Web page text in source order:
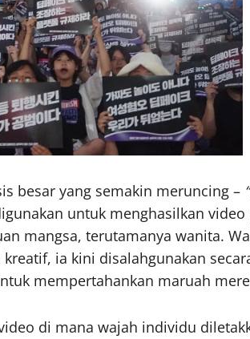
besar yang semakin meruncing –
untuk menghasilkan
mangsa, terutamanya wanita.
ia kini disalahgunakan
mempertahankan maruah
di mana wajah individu